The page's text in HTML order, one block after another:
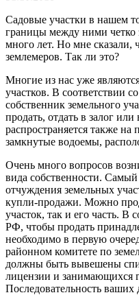
Садовые участки в нашем
границы между ними четко
много лет. Но мне сказали,
землемеров. Так ли это?
Многие из нас уже
участков. В соответствии
собственник земельного
продать, отдать в залог
распространяется также
замкнутые водоемы,
Очень много вопросов
вида собственности.
отчуждения земельных
купли-продажи. Можно
участок, так и его часть. В
РФ, чтобы продать
необходимо в первую
районном комитете по
должны быть вывешены
лицензии и занимающихся
Последовательность